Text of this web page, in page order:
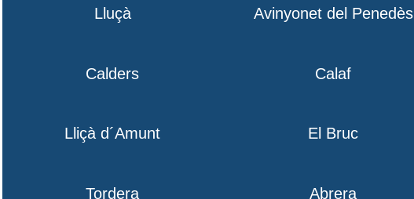
Lluçà Avinyonet del Penedès
Calders Calaf
Lliçà d´Amunt El Bruc
Tordera Abrera